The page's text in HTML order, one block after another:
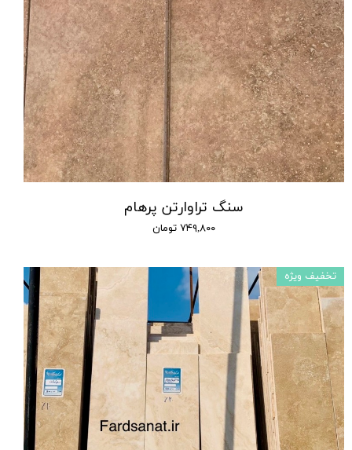
سنگ تراوارتن پرهام
۷۴۹,۸۰۰ تومان
تخفیف ویژه